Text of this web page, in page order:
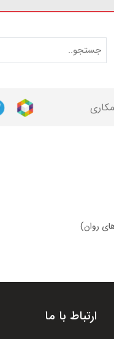
روان)
ارتباط با ما